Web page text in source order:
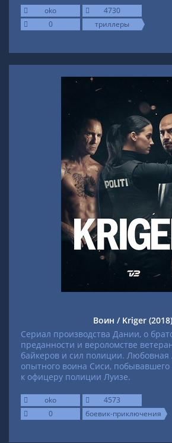
oko
4730
0
триллеры
Воин / Kriger (2018)
Сериал производства Дании, о
преданности и вероломстве
байкеров и сил полиции.
опытного воина Сиси, побывавшего
к офицеру полиции Луизе.
oko
4573
0
боевик-приключения